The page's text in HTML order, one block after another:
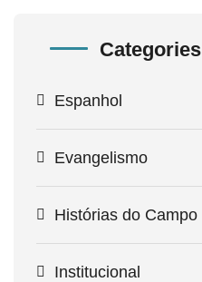
Categories
Espanhol
Evangelismo
Histórias do Campo
Institucional